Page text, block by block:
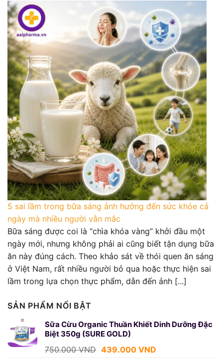
5 sai lầm trong bữa sáng ảnh hưởng đến sức khỏe cả
ngày mà nhiều người vẫn mắc
Bữa sáng được coi là “chìa khóa vàng” khởi đầu một
ngày mới, nhưng không phải ai cũng biết tận dụng bữa
ăn này đúng cách. Theo khảo sát về thói quen ăn sáng
ở Việt Nam, rất nhiều người bỏ qua hoặc thực hiện sai
lầm trong lựa chọn thực phẩm, dẫn đến ảnh [...]
SẢN PHẨM NỔI BẬT
Sữa Cừu Organic Thuần Khiết Dinh Dưỡng Đặc
Biệt 350g (SURE GOLD)
750.000VND Giá
439.000 VNDGiá